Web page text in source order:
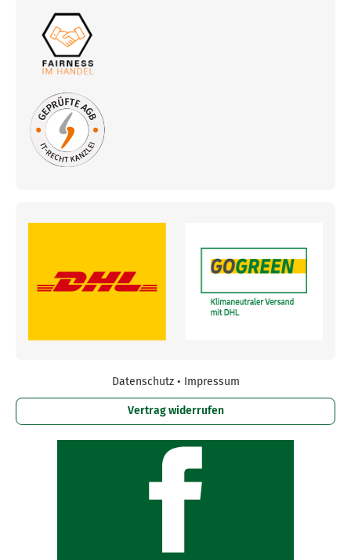
Datenschutz • Impressum
Vertrag widerrufen